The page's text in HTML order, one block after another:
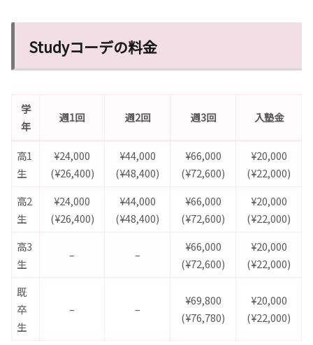
Studyコーデの料金
学
年
週1回 週2回 週3回 入塾金
高1
生
¥24,000
(¥26,400)
¥44,000
(¥48,400)
¥66,000
(¥72,600)
¥20,000
(¥22,000)
高2
生
¥24,000
(¥26,400)
¥44,000
(¥48,400)
¥66,000
(¥72,600)
¥20,000
(¥22,000)
高3
生
– –
¥66,000
(¥72,600)
¥20,000
(¥22,000)
既
卒
生
– –
¥69,800
(¥76,780)
¥20,000
(¥22,000)